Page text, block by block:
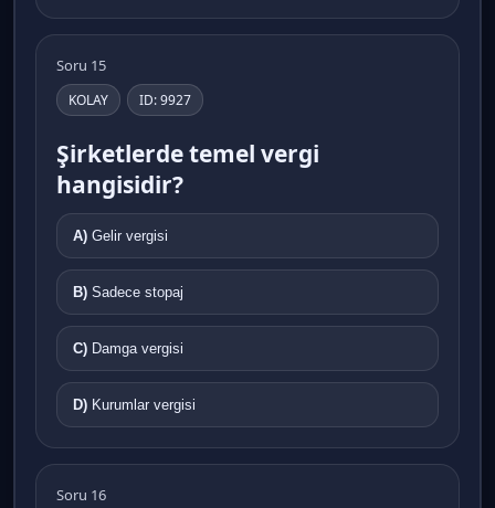
Soru 15
KOLAY ID: 9927
Şirketlerde temel vergi
hangisidir?
A) Gelir vergisi
B) Sadece stopaj
C) Damga vergisi
D) Kurumlar vergisi
Soru 16